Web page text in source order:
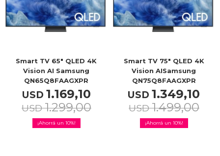
Smart TV 65" QLED 4K
Vision AI Samsung
QN65Q8FAAGXPR
USD 1.169,10
USD 1.299,00
10
Smart TV 75" QLED 4K
Vision AISamsung
QN75Q8FAAGXPR
USD 1.349,10
USD 1.499,00
10